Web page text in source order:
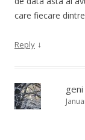
care fiecare
Reply ↓
geni